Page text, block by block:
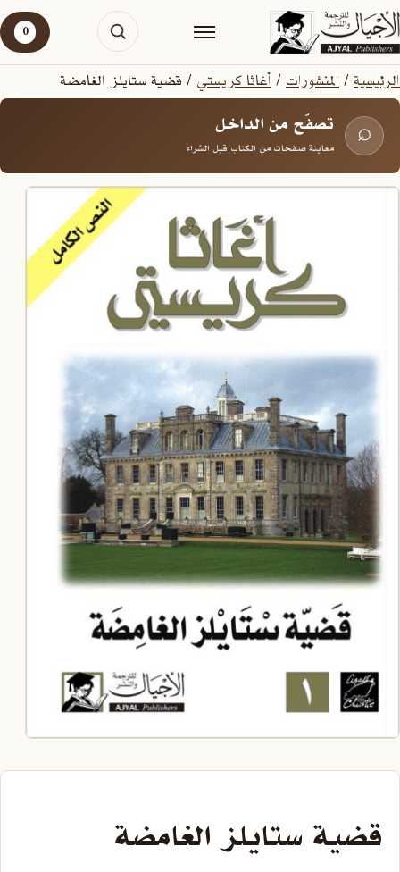
0
الرئيسية/المنشورات/أغاثا كريستي / قضية ستايلز الغامضة
⌕ تصفّح من الداخل
معاينة صفحات من الكتاب قبل الشراء
قضية ستايلز الغامضة